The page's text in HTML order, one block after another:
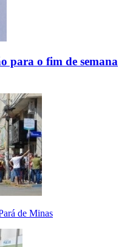
para o fim de semana
de Minas